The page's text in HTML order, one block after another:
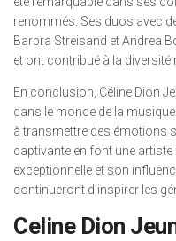
renommés. Ses duos avec
Barbra Streisand et Andrea
et ont contribué à la
En conclusion, Céline Dion
dans le monde de la
à transmettre des émotions
captivante en font une
exceptionnelle et son
continueront d’inspirer les
Celine Dion